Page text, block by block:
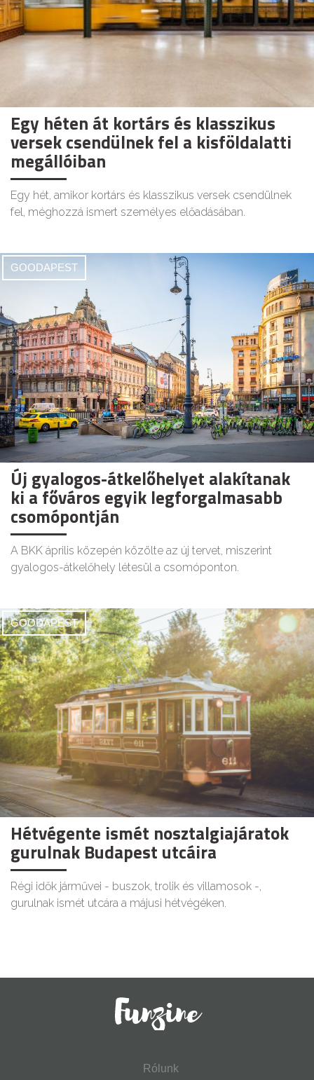
Egy héten át kortárs és klasszikus
versek csendülnek fel a kisföldalatti
megállóiban
Egy hét, amikor kortárs és klasszikus versek csendülnek
fel, méghozzá ismert személyes előadásában.
GOODAPEST
Új gyalogos-átkelőhelyet alakítanak
ki a főváros egyik legforgalmasabb
csomópontján
A BKK április közepén közölte az új tervet, miszerint
gyalogos-átkelőhely létesül a csomóponton.
GOODAPEST
Hétvégente ismét nosztalgiajáratok
gurulnak Budapest utcáira
Régi idők járművei - buszok, trolik és villamosok -,
gurulnak ismét utcára a májusi hétvégéken.
Rólunk